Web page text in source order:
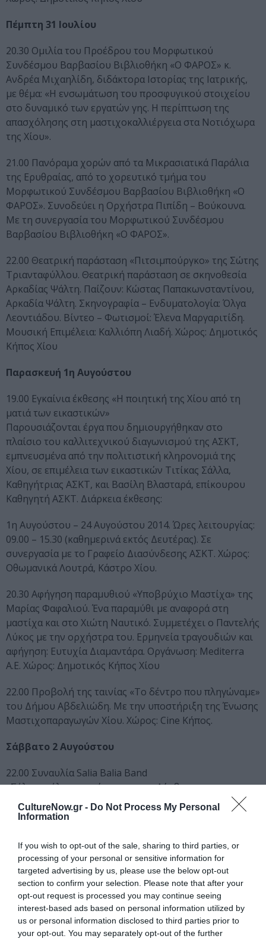
CultureNow.gr - Do Not Process My Personal
Information
If you wish to opt-out of the sale, sharing to third parties, or
processing of your personal or sensitive information for
targeted advertising by us, please use the below opt-out
section to confirm your selection. Please note that after your
opt-out request is processed you may continue seeing
interest-based ads based on personal information utilized by
us or personal information disclosed to third parties prior to
your opt-out. You may separately opt-out of the further
Πέμπτη 31 Ιουλίου
20.30 Ομιλία του Προέδρου του Μορφωτικού
Συνδέσμου Βαρβασίου Βιβλιοθήκη «Ο ΦΑΡΟΣ» κ.
Ανδρέα Μιχαηλίδη, διδάκτορα Ιστορίας της Ιατρικής,
με θέμα: «Η ενσωμάτωση του προσφυγικού στοιχείου
στο δυναμικό των εργατών γης. Η περίπτωση της
απασχόλησης στη μαστιχοκαλλιέργεια στα Νοτιόχωρα
της Χίου».
21.00 Πανόραμα χορών από τα Μικρασιατικά Παράλια
της Ερυθραίας, από το χορευτικό τμήμα του
Μορφωτικού Συνδέσμου Βαρβασίου Βιβλιοθήκη «Ο
ΦΑΡΟΣ». Συνοδεύει η Ορχήστρα Πιπίδη – Βούκουνα.
Με τη συνεργασία του Μορφωτικού Συνδέσμου
Βαρβασίου Βιβλιοθήκη «Ο ΦΑΡΟΣ».
22.00 Θεατρική παράσταση «Πιτσιμπούργκο» της Σώτης
Τριανταφύλλου. Θεατρική παράσταση σε σκηνοθεσία
Αρκαδίας Ψάλτη. Παίζουν: Κώστας Παπακωνσταντίνου,
Αρκαδία Ψάλτη. Σκηνογραφία – Ενδυματολογία: Όλγα
Λεοντιάδου. Βίντεο – Φωτισμοί: Έλενα Μαργαριτίδη.
Μουσική Επιμέλεια: Καλλιόπη Λιαδή. Χώρος: Δημοτικός
Κήπος Χίου
Παρασκευή 1η Αυγούστου
19.00 Εγκαίνια έκθεσης «Η ποιητική της Χίου από τη
ματιά των εικαστικών»
Παρουσιάζονται έργα που δημιουργήθηκαν στο
πλαίσιο του καλλιτεχνικού διαγωνισμού της ΑΣΚΤ,
εμπνευσμένα από την πολιτιστική κληρονομιά της
Χίου, σε επιμέλεια των εικαστικών Τιτίκας Σάλλα,
Καθηγήτριας ΑΣΚΤ, και Βασίλη Βλασταρά, επίκουρου
Καθηγητή ΑΣΚΤ. Διάρκεια έκθεσης:
1η Αυγούστου – 24 Αυγούστου 2014. Ώρες λειτουργίας:
09.00 – 15.30 (καθημερινά εκτός Δευτέρας). Σε
συνεργασία με το Γραφείο Διασύνδεσης ΑΣΚΤ. Χώρος:
Οθωμανικά Λουτρά, Κάστρο Χίου.
20.30 Αφήγηση παραμυθιού «Υποβρύχιο Μαστίχα» της
Μαρίας Φαφαλιού. Ένα παραμύθι με αναφορά στη
μαστίχα και στο Χιώτη Ναυτικό. Συμμετέχει ο Παντελής
Λύκος με την ορχήστρα του. Ερμηνεία τραγουδιών και
αφήγηση: Ευτυχία Διαμαντάρα. Οργάνωση: Mediterra
Α.Ε. Χώρος: Δημοτικός Κήπος Χίου
22.00 Προβολή της ταινίας «Το δέντρο που πληγώναμε»
του Δήμου Αβδελιώδη. Με την υποστήριξη της Ένωσης
Μαστιχοπαραγωγών Χίου. Χώρος: Cine Κήπος.
Σάββατο 2 Αυγούστου
22.00 Συναυλία Salia Balia Band
«Σάλια μπάλια», μια έκφραση της Λέσβου που
χρησιμοποιείται για να δείξει την προχειρότητα, τη
γρήγορη ανάμειξη παράταιρων συστατικών. Η Salia
με σκοπό την μεταφορά της παραδοσιακής και
ρεμπέτικης μουσικής στο σήμερα. Πιστοί στο κείμενο
και με σεβασμό στους μεγάλους καλλιτέχνες από την
αρχή του περασμένου αιώνα, οι Salia Balia Band
υποστηρίζουν ότι η μουσική γλώσσα είναι αιώνια,
διεθνής, και το μήνυμα ενός κομματιού μπορεί να
διασκευαστεί για να επιβιώσει, να ακουστεί ξανά σε